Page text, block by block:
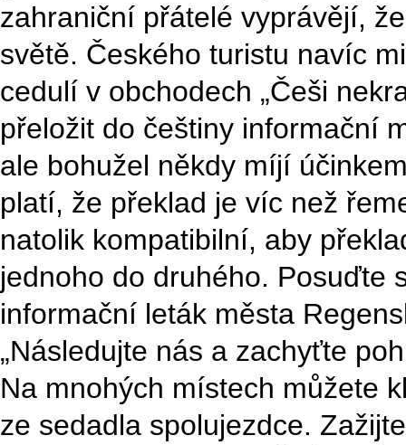
zahraniční přátelé vyprávějí,
světě. Českého turistu navíc
cedulí v obchodech „Češi
přeložit do češtiny informační
ale bohužel někdy míjí
platí, že překlad je víc než
natolik kompatibilní, aby
jednoho do druhého. Posuďte
informační leták města
„Následujte nás a zachyťte
Na mnohých místech můžete
ze sedadla spolujezdce.